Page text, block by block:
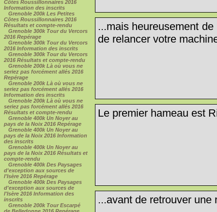
Côtes Roussillonnaires 2016
Information des inscrits
Grenoble 200k Les Petites
Côtes Roussillonnaires 2016
Résultats et compte-rendu
Grenoble 300k Tour du Vercors
2016 Repérage
Grenoble 300k Tour du Vercors
2016 Information des inscrits
Grenoble 300k Tour du Vercors
2016 Résultats et compte-rendu
Grenoble 200k Là où vous ne
seriez pas forcément allés 2016
Repérage
Grenoble 200k Là où vous ne
seriez pas forcément allés 2016
Information des inscrits
Grenoble 200k Là où vous ne
seriez pas forcément allés 2016
Résultats et compte-rendu
Grenoble 400k Un Noyer au
pays de la Noix 2016 Repérage
Grenoble 400k Un Noyer au
pays de la Noix 2016 Information
des inscrits
Grenoble 400k Un Noyer au
pays de la Noix 2016 Résultats et
compte-rendu
Grenoble 400k Des Paysages
d'exception aux sources de
l'Isère 2016 Repérage
Grenoble 400k Des Paysages
d'exception aux sources de
l'Isère 2016 Information des
inscrits
Grenoble 200k Tour Escarpé
...mais heureusement
de relancer votre
Le premier hameau est
...avant de retrouver une